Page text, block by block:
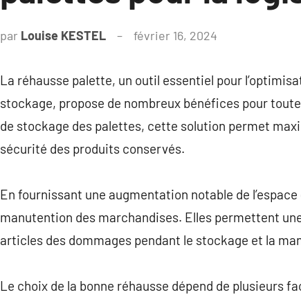
par Louise KESTEL février 16, 2024
La réhausse palette, un outil essentiel pour
stockage, propose de nombreux bénéfices pour
de stockage des palettes, cette solution permet
sécurité des produits conservés.
En fournissant une augmentation notable de
manutention des marchandises. Elles permettent
articles des dommages pendant le stockage et la
Le choix de la bonne réhausse dépend de plusieurs